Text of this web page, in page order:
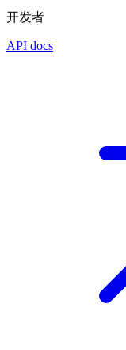
开发者
API docs